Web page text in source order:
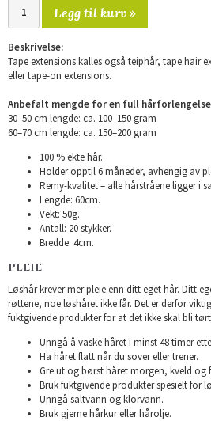
Legg til kurv »
Beskrivelse:
Tape extensions kalles også teiphår, tape hair
eller tape-on extensions.
Anbefalt mengde for en full
30–50 cm lengde: ca. 100–150 gram
60–70 cm lengde: ca. 150–200 gram
100 % ekte hår.
Holder opptil 6 måneder, avhengig av
Remy-kvalitet – alle hårstråene ligger i
Lengde: 60cm.
Vekt: 50g.
Antall: 20 stykker.
Bredde: 4cm.
PLEIE
Løshår krever mer pleie enn ditt eget hår. Ditt
røttene, noe løshåret ikke får. Det er derfor
fuktgivende produkter for at det ikke skal bli
Unngå å vaske håret i minst 48 timer
Ha håret flatt når du sover eller trener.
Gre ut og børst håret morgen, kveld og
Bruk fuktgivende produkter spesielt for
Unngå saltvann og klorvann.
Bruk gjerne hårkur eller hårolje.